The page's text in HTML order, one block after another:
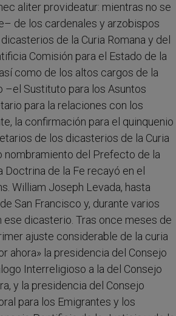
aliter provideatur: mientras no se
de los cardenales y arzobispos
de la Curia Romana y del
Comisión para el Estado de la
como de los altos cargos de la
–el Sustituto para los Asuntos
para la relaciones con los
la confirmación para el quinquenio
de los dicasterios de la Curia
nombramiento del Prefecto de la
Doctrina de la Fe recayó en el
William Joseph Levada, hasta
San Francisco y, durante varios
ese dicasterio. Tras once meses de
ajuste considerable de la curia
ahora» la presidencia del Consejo
Interreligioso a la del Consejo
y la presidencia del Consejo
para los Emigrantes y los